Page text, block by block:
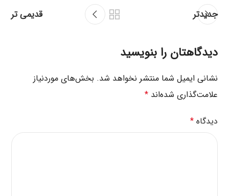
جدیدتر قدیمی تر
دیدگاهتان را بنویسید
نشانی ایمیل شما منتشر نخواهد شد. بخش‌های موردنیاز
علامت‌گذاری شده‌اند*
دیدگاه*